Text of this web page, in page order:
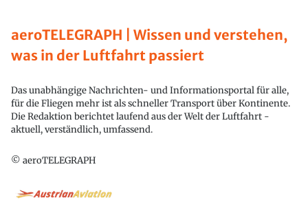
aeroTELEGRAPH | Wissen und verstehen,
was in der Luftfahrt passiert
Das unabhängige Nachrichten- und Informationsportal für alle,
für die Fliegen mehr ist als schneller Transport über Kontinente.
Die Redaktion berichtet laufend aus der Welt der Luftfahrt -
aktuell, verständlich, umfassend.
© aeroTELEGRAPH